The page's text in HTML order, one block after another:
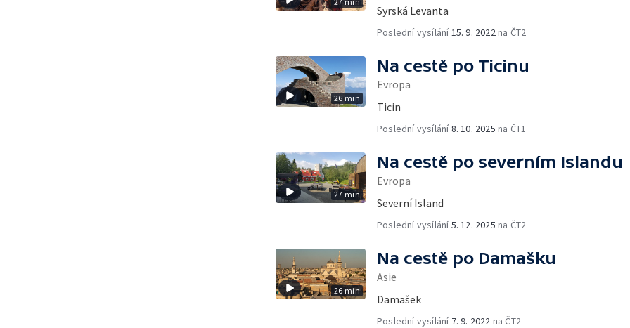
Syrská Levanta
Poslední vysílání15. 9. 2022na ČT2
26 min
Na cestě po Ticinu
Evropa
Ticin
Poslední vysílání8. 10. 2025 na ČT1
27 min
Na cestě po severním Islandu
Evropa
Severní Island
Poslední vysílání5. 12. 2025 na ČT2
26 min
Na cestě po Damašku
Asie
Damašek
Poslední vysílání 7. 9. 2022 na ČT2